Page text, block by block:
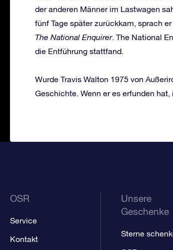
der anderen Männer im Lastwagen
fünf Tage später zurückkam, sprach
The National Enquirer. The National
die Entführung stattfand.
Wurde Travis Walton 1975 von
Geschichte. Wenn er es erfunden
OSR
Service
Kontakt
Unsere
Geschenke
Sterne